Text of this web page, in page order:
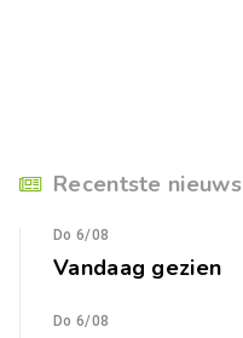
Recentste nieuws
Do 6/08
Vandaag gezien
Do 6/08